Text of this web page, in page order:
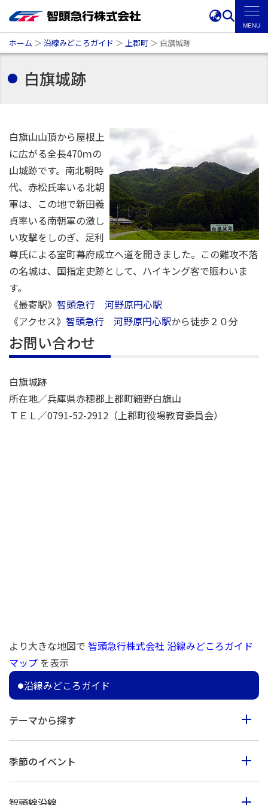
ホーム ＞ 沿線みどころガイド ＞ 上郡町 ＞ 白旗城跡
白旗城跡
白旗山山頂から屋根上
に広がる全長470ｍの
山城跡です。南北朝時
代、赤松氏率いる北朝
軍は、この地で新田義
貞率いる南朝軍の激し
い攻撃をしのぎ、足利
尊氏による室町幕府成立へ道を開きました。この難攻不落
の名城は、国指定史跡として、ハイキング客で賑わいま
す。
《最寄駅》 智頭急行 河野原円心駅
《アクセス》 智頭急行 河野原円心駅から徒歩２０分
お問い合わせ
白旗城跡
所在地／兵庫県赤穂郡上郡町細野白旗山
ＴＥＬ／0791-52-2912（上郡町役場教育委員会）
より大きな地図で 智頭急行株式会社 沿線みどころガイド
マップ を表示
沿線みどころガイド
テーマから探す
歩く
季節のイベント